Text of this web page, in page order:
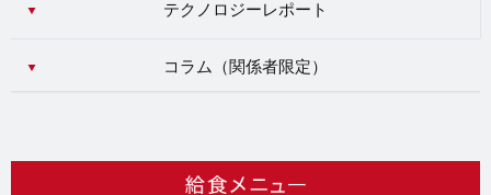
テクノロジーレポート
コラム（関係者限定）